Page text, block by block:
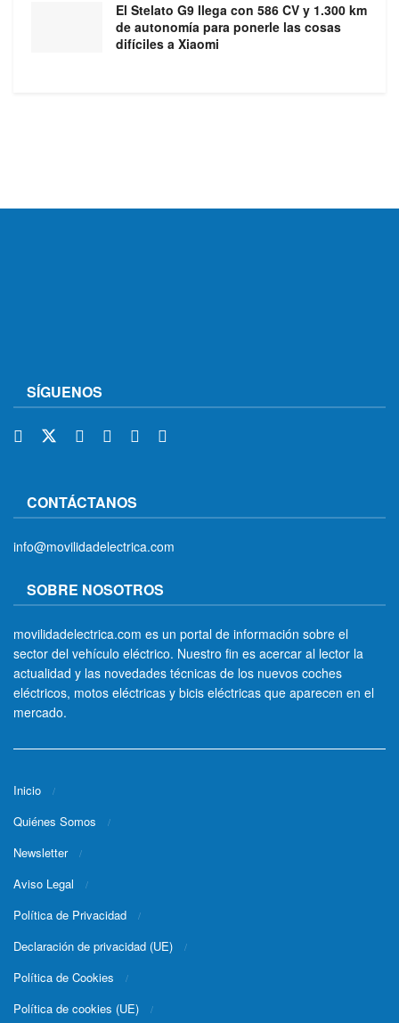
El Stelato G9 llega con 586 CV y 1.300 km
de autonomía para ponerle las cosas
difíciles a Xiaomi
SÍGUENOS
CONTÁCTANOS
info@movilidadelectrica.com
SOBRE NOSOTROS
movilidadelectrica.com es un portal de información sobre el
sector del vehículo eléctrico. Nuestro fin es acercar al lector la
actualidad y las novedades técnicas de los nuevos coches
eléctricos, motos eléctricas y bicis eléctricas que aparecen en el
mercado.
Inicio
Quiénes Somos
Newsletter
Aviso Legal
Política de Privacidad
Declaración de privacidad (UE)
Política de Cookies
Política de cookies (UE)